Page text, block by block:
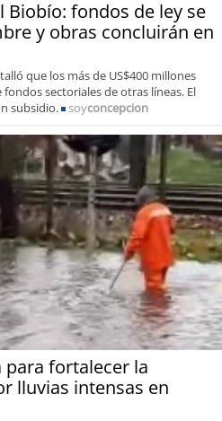
Biobío: fondos de ley se
y obras concluirán en
que los más de US$400 millones
sectoriales de otras líneas. El
subsidio.
soyconcepcion
fortalecer la
lluvias intensas en